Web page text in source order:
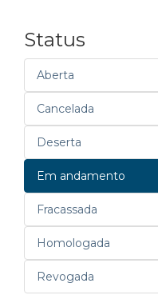
Status
Aberta
Cancelada
Deserta
Em andamento
Fracassada
Homologada
Revogada